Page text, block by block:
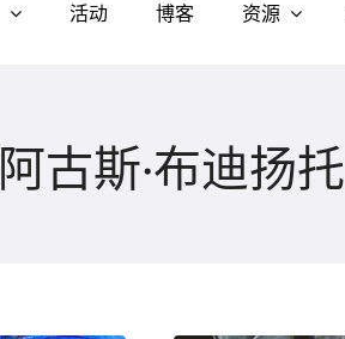
活动 博客 资源
阿古斯·布迪扬托